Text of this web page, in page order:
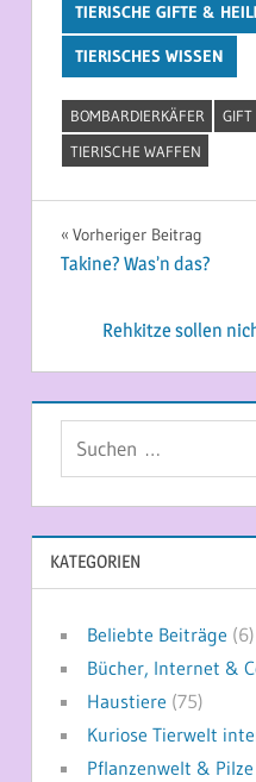
TIERISCHE GIFTE &
TIERISCHES WISSEN
BOMBARDIERKÄFER GIFT
TIERISCHE WAFFEN
Vorheriger Beitrag
Takine? Was’n das?
Rehkitze sollen
KATEGORIEN
Beliebte Beiträge (6)
Bücher, Internet &
Haustiere (75)
Kuriose Tierwelt
Pflanzenwelt & Pilze